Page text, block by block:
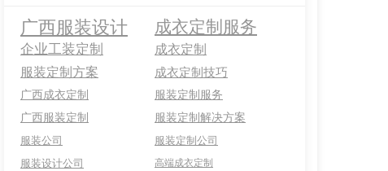
广西服装设计 成衣定制服务
企业工装定制 成衣定制
服装定制方案 成衣定制技巧
广西成衣定制
服装定制服务
广西服装定制
服装定制解决方案
服装公司
服装定制公司
服装设计公司
高端成衣定制